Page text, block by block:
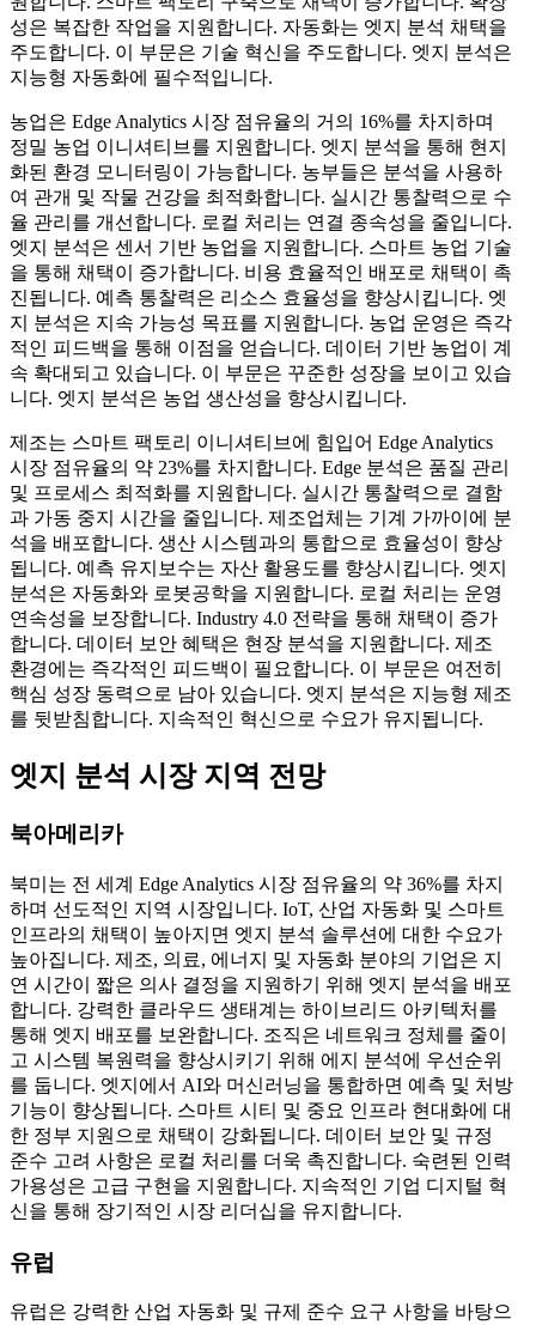
성은 복잡한 작업을 지원합니다. 자동화는 엣지 분석 채택을
주도합니다. 이 부문은 기술 혁신을 주도합니다. 엣지 분석은
지능형 자동화에 필수적입니다.
농업은 Edge Analytics 시장 점유율의 거의 16%를 차지하며
정밀 농업 이니셔티브를 지원합니다. 엣지 분석을 통해 현지
화된 환경 모니터링이 가능합니다. 농부들은 분석을 사용하
여 관개 및 작물 건강을 최적화합니다. 실시간 통찰력으로 수
율 관리를 개선합니다. 로컬 처리는 연결 종속성을 줄입니다.
엣지 분석은 센서 기반 농업을 지원합니다. 스마트 농업 기술
을 통해 채택이 증가합니다. 비용 효율적인 배포로 채택이 촉
진됩니다. 예측 통찰력은 리소스 효율성을 향상시킵니다. 엣
지 분석은 지속 가능성 목표를 지원합니다. 농업 운영은 즉각
적인 피드백을 통해 이점을 얻습니다. 데이터 기반 농업이 계
속 확대되고 있습니다. 이 부문은 꾸준한 성장을 보이고 있습
니다. 엣지 분석은 농업 생산성을 향상시킵니다.
제조는 스마트 팩토리 이니셔티브에 힘입어 Edge Analytics
시장 점유율의 약 23%를 차지합니다. Edge 분석은 품질 관리
및 프로세스 최적화를 지원합니다. 실시간 통찰력으로 결함
과 가동 중지 시간을 줄입니다. 제조업체는 기계 가까이에 분
석을 배포합니다. 생산 시스템과의 통합으로 효율성이 향상
됩니다. 예측 유지보수는 자산 활용도를 향상시킵니다. 엣지
분석은 자동화와 로봇공학을 지원합니다. 로컬 처리는 운영
연속성을 보장합니다. Industry 4.0 전략을 통해 채택이 증가
합니다. 데이터 보안 혜택은 현장 분석을 지원합니다. 제조
환경에는 즉각적인 피드백이 필요합니다. 이 부문은 여전히 ​​
핵심 성장 동력으로 남아 있습니다. 엣지 분석은 지능형 제조
를 뒷받침합니다. 지속적인 혁신으로 수요가 유지됩니다.
엣지 분석 시장 지역 전망
북아메리카
북미는 전 세계 Edge Analytics 시장 점유율의 약 36%를 차지
하며 선도적인 지역 시장입니다. IoT, 산업 자동화 및 스마트
인프라의 채택이 높아지면 엣지 분석 솔루션에 대한 수요가
높아집니다. 제조, 의료, 에너지 및 자동화 분야의 기업은 지
연 시간이 짧은 의사 결정을 지원하기 위해 엣지 분석을 배포
합니다. 강력한 클라우드 생태계는 하이브리드 아키텍처를
통해 엣지 배포를 보완합니다. 조직은 네트워크 정체를 줄이
고 시스템 복원력을 향상시키기 위해 에지 분석에 우선순위
를 둡니다. 엣지에서 AI와 머신러닝을 통합하면 예측 및 처방
기능이 향상됩니다. 스마트 시티 및 중요 인프라 현대화에 대
한 정부 지원으로 채택이 강화됩니다. 데이터 보안 및 규정
준수 고려 사항은 로컬 처리를 더욱 촉진합니다. 숙련된 인력
가용성은 고급 구현을 지원합니다. 지속적인 기업 디지털 혁
신을 통해 장기적인 시장 리더십을 유지합니다.
유럽
유럽은 강력한 산업 자동화 및 규제 준수 요구 사항을 바탕으